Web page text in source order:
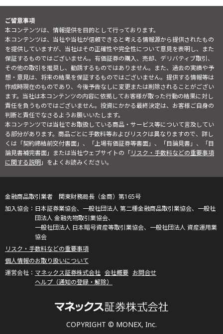
ご留意事項
本コンテンツは、情報提供を目的として行っております。
本コンテンツは、当社や当社が信頼できると考える情報源から提供されたもの
を提供していますが、当社はその正確性や完全性について意見を表明し、また
保証するものではございません。有価証券の購入、売却、デリバティブ取引、
その他の取引を推奨し、勧誘するものではありません。また、過去の実績や予
想・意見は、将来の結果を保証するものではございません。提供する情報等は
作成時現在のものであり、今後予告なしに変更または削除されることがござい
ます。当社は本コンテンツの内容に依拠してお客様が取った行動の結果に対し
責任を負うものではございません。投資にかかる最終決定は、お客様ご自身の
判断と責任でなさるようお願いいたします。
本コンテンツでは当社でお取扱している商品・サービス等について言及してい
る部分があります。商品ごとに手数料等およびリスクは異なりますので、詳し
くは「契約締結前交付書面」、「上場有価証券等書面」、「目論見書」、「目
論見書補完書面」または当社ウェブサイトの「リスク・手数料などの重要事項
に関する説明」をよくお読みください。
COPYRIGHT © MONEX, Inc.
金融商品取引業者 関東財務局長（金商）第165号
日本証券業協会、一般社団法人 第二種金融商品取引業協会、一般社
団法人 金融先物取引業協会、
一般社団法人 日本暗号資産等取引業協会、一般社団法人 資産運用業
協会
リスク・手数料などの重要事項
個人情報のお取り扱いについて
マネックス証券株式会社 会社概要 お問合せ
ヘルプ（通知の登録・解除）